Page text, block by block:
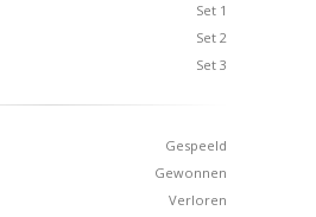
Set 1
Set 2
Set 3
Gespeeld
Gewonnen
Verloren